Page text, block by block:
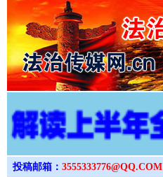
投稿邮箱： 3555333776@QQ.COM